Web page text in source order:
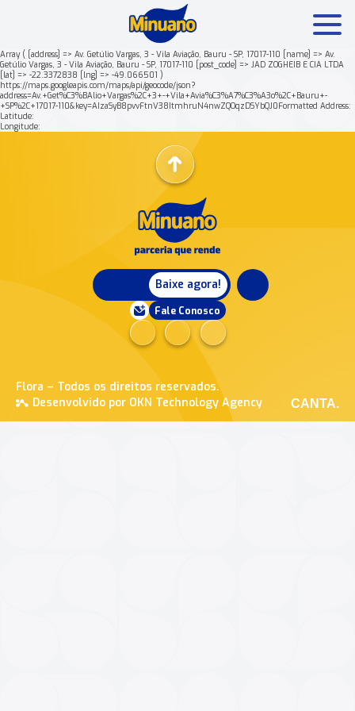
Array ( [address] => Av. Getúlio Vargas, 3 - Vila Aviação, Bauru - SP, 17017-110 [name] => Av.
Getúlio Vargas, 3 - Vila Aviação, Bauru - SP, 17017-110 [post_code] => JAD ZOGHEIB E CIA LTDA
[lat] => -22.3372838 [lng] => -49.066501 )
https://maps.googleapis.com/maps/api/geocode/json?
address=Av.+Get%C3%BAlio+Vargas%2C+3+-+Vila+Avia%C3%A7%C3%A3o%2C+Bauru+-
+SP%2C+17017-110&key=AIzaSyB8pvvFtnV38ItmhruN4nwZQOqzDSYbQJ0Formatted Address:
Latitude:
Longitude:
Baixe agora!
Fale Conosco
Flora – Todos os direitos reservados.
Desenvolvido por OKN Technology Agency
CANTA.
Mais buscados: Produtos Minuano Rende +
Nossa história